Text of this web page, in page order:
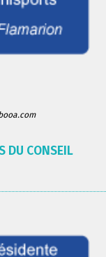
DU CONSEIL